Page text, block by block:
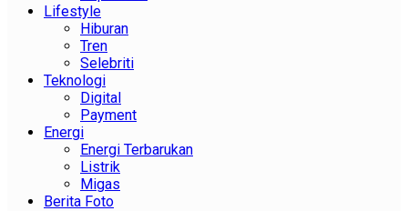
Lifestyle
Hiburan
Tren
Selebriti
Teknologi
Digital
Payment
Energi
Energi Terbarukan
Listrik
Migas
Berita Foto